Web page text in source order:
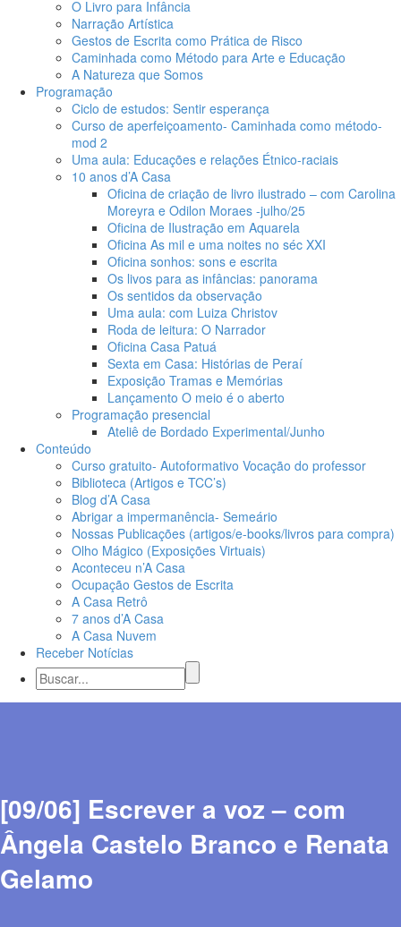
O Livro para Infância
Narração Artística
Gestos de Escrita como Prática de Risco
Caminhada como Método para Arte e Educação
A Natureza que Somos
Programação
Ciclo de estudos: Sentir esperança
Curso de aperfeiçoamento- Caminhada como método-
mod 2
Uma aula: Educações e relações Étnico-raciais
10 anos d’A Casa
Oficina de criação de livro ilustrado – com Carolina
Moreyra e Odilon Moraes -julho/25
Oficina de Ilustração em Aquarela
Oficina As mil e uma noites no séc XXI
Oficina sonhos: sons e escrita
Os livos para as infâncias: panorama
Os sentidos da observação
Uma aula: com Luiza Christov
Roda de leitura: O Narrador
Oficina Casa Patuá
Sexta em Casa: Histórias de Peraí
Exposição Tramas e Memórias
Lançamento O meio é o aberto
Programação presencial
Ateliê de Bordado Experimental/Junho
Conteúdo
Curso gratuito- Autoformativo Vocação do professor
Biblioteca (Artigos e TCC’s)
Blog d’A Casa
Abrigar a impermanência- Semeário
Nossas Publicações (artigos/e-books/livros para compra)
Olho Mágico (Exposições Virtuais)
Aconteceu n’A Casa
Ocupação Gestos de Escrita
A Casa Retrô
7 anos d’A Casa
A Casa Nuvem
Receber Notícias
[09/06] Escrever a voz – com
Ângela Castelo Branco e Renata
Gelamo